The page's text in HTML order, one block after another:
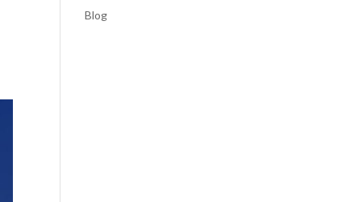
Blog